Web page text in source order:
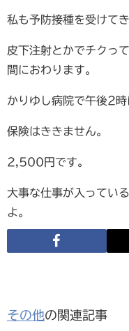
私も予防接種を受けてき
皮下注射とかでチクっ
間におわります。
かりゆし病院で午後2
保険はききません。
2,500円です。
大事な仕事が入ってい
よ。
その他の関連記事